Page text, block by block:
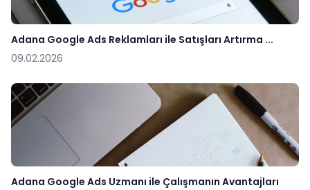
Adana Google Ads Reklamları ile Satışları Artırma ...
09.02.2026
Adana Google Ads Uzmanı ile Çalışmanın Avantajları